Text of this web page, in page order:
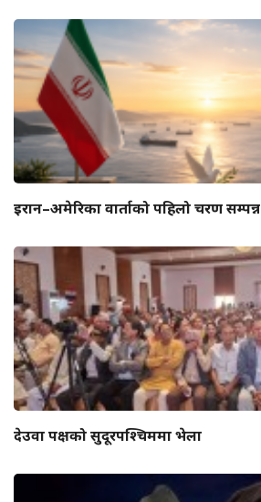
इरान–अमेरिका वार्ताको पहिलो चरण सम्पन्न
देउवा पक्षको सुदूरपश्चिममा भेला